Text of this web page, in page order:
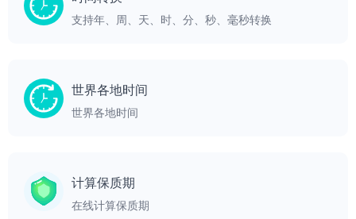
支持年、周、天、时、分、秒、毫秒转换
世界各地时间
世界各地时间
计算保质期
在线计算保质期